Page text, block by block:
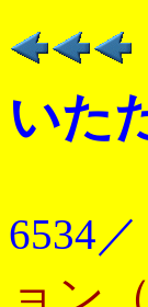
いた
6534／
ョン